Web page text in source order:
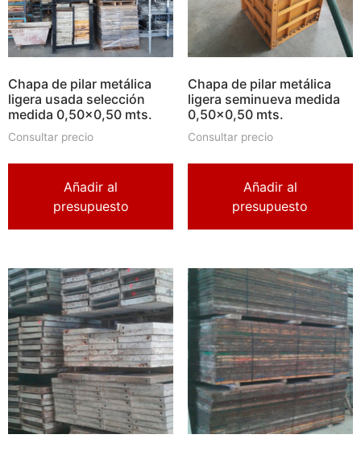
Chapa de pilar metálica
ligera usada selección
medida 0,50×0,50 mts.
Consultar precio
Añadir al
presupuesto
Chapa de pilar metálica
ligera seminueva medida
0,50×0,50 mts.
Consultar precio
Añadir al
presupuesto